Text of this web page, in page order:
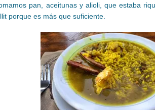
pan, aceitunas y alioli, que estaba
porque es más que suficiente.